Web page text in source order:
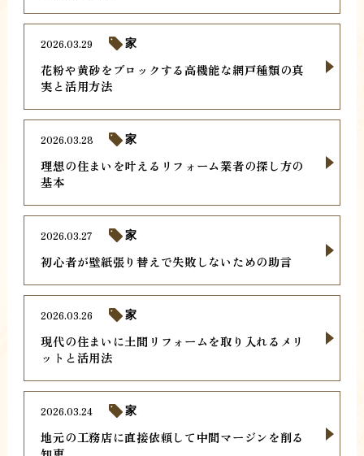
花粉や黄砂をブロックする高機能な網戸種類の真
実と活用方法
2026.03.29 家
理想の住まいを叶えるリフォーム業者の探し方の
基本
2026.03.28 家
初心者が壁紙張り替えで失敗しないための助言
2026.03.27 家
現代の住まいに土間リフォームを取り入れるメリ
ットと活用法
2026.03.26 家
地元の工務店に直接依頼して中間マージンを削る
2026.03.24 家